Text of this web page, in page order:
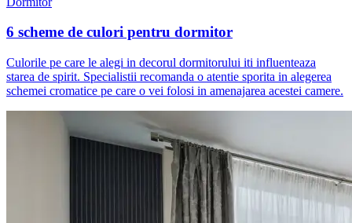
6 scheme de culori pentru dormitor
Culorile pe care le alegi in decorul dormitorului iti influenteaza
starea de spirit. Specialistii recomanda o atentie sporita in alegerea
schemei cromatice pe care o vei folosi in amenajarea acestei camere.